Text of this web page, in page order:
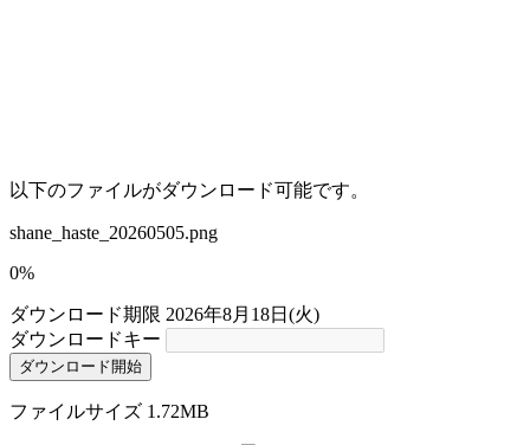
以下のファイルがダウンロード可能です。
shane_haste_20260505.png
0%
ダウンロード期限 2026年8月18日(火)
ダウンロードキー
ダウンロード開始
ファイルサイズ 1.72MB